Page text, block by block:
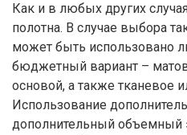
Как и в любых других
полотна. В случае выбора
может быть использовано
бюджетный вариант –
основой, а также тканевое
Использование
дополнительный объемный